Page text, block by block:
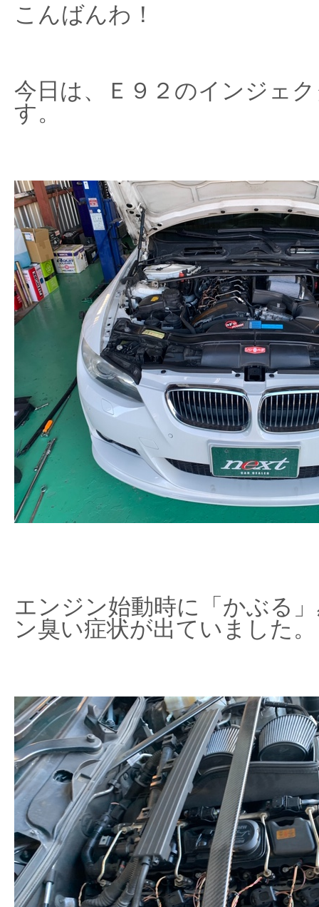
こんばんわ！
今日は、Ｅ９２のインジェ
す。
エンジン始動時に「かぶる
ン臭い症状が出ていました。